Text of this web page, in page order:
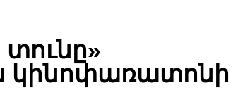
կինոփառատոնի